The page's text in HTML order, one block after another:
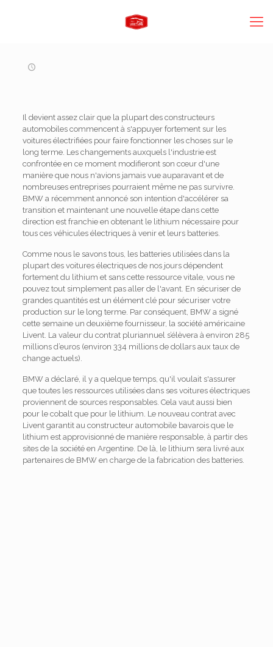
Il devient assez clair que la plupart des constructeurs
automobiles commencent à s'appuyer fortement sur les
voitures électrifiées pour faire fonctionner les choses sur le
long terme. Les changements auxquels l'industrie est
confrontée en ce moment modifieront son cœur d'une
manière que nous n'avions jamais vue auparavant et de
nombreuses entreprises pourraient même ne pas survivre.
BMW a récemment annoncé son intention d'accélérer sa
transition et maintenant une nouvelle étape dans cette
direction est franchie en obtenant le lithium nécessaire pour
tous ces véhicules électriques à venir et leurs batteries.
Comme nous le savons tous, les batteries utilisées dans la
plupart des voitures électriques de nos jours dépendent
fortement du lithium et sans cette ressource vitale, vous ne
pouvez tout simplement pas aller de l'avant. En sécuriser de
grandes quantités est un élément clé pour sécuriser votre
production sur le long terme. Par conséquent, BMW a signé
cette semaine un deuxième fournisseur, la société américaine
Livent. La valeur du contrat pluriannuel s’élèvera à environ 285
millions d’euros (environ 334 millions de dollars aux taux de
change actuels).
BMW a déclaré, il y a quelque temps, qu'il voulait s'assurer
que toutes les ressources utilisées dans ses voitures électriques
proviennent de sources responsables. Cela vaut aussi bien
pour le cobalt que pour le lithium. Le nouveau contrat avec
Livent garantit au constructeur automobile bavarois que le
lithium est approvisionné de manière responsable, à partir des
sites de la société en Argentine. De là, le lithium sera livré aux
partenaires de BMW en charge de la fabrication des batteries.